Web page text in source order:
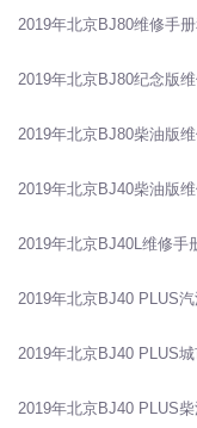
2019年北京BJ80维修手
2019年北京BJ80纪念版
2019年北京BJ80柴油版
2019年北京BJ40柴油版
2019年北京BJ40L维修手
2019年北京BJ40 PLUS
2019年北京BJ40 PLUS
2019年北京BJ40 PLUS